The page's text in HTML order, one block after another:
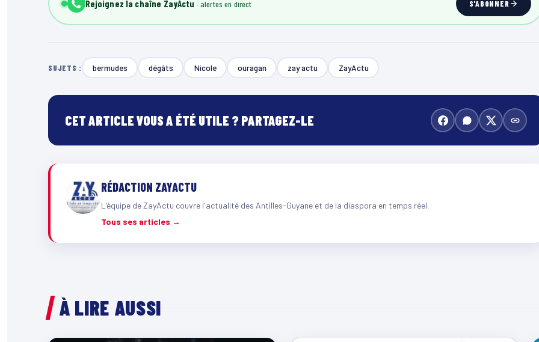
Rejoignez la chaîne ZayActu S'ABONNER
SUJETS : bermudes dégâts Nicole ouragan zay actu ZayActu
CET ARTICLE VOUS A ÉTÉ UTILE ? PARTAGEZ-LE
RÉDACTION ZAYACTU
L'équipe de ZayActu couvre l'actualité des Antilles-Guyane et de la diaspora en temps réel.
Tous ses articles →
À LIRE AUSSI